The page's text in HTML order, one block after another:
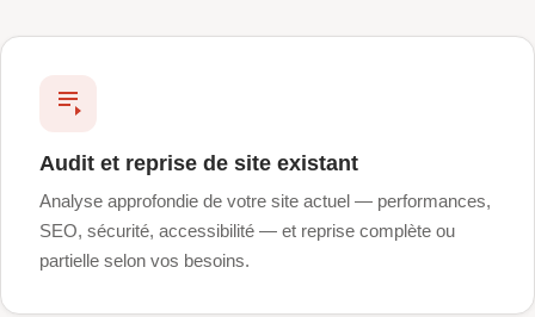
Audit et reprise de site existant
Analyse approfondie de votre site actuel — performances,
SEO, sécurité, accessibilité — et reprise complète ou
partielle selon vos besoins.